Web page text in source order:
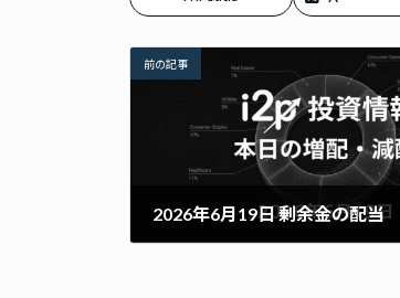
前の記事
2026年6月19日 剰余金の配当